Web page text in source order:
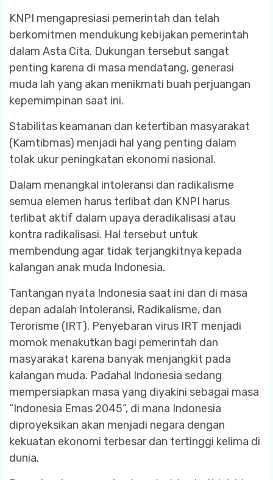
KNPI mengapresiasi pemerintah dan telah
berkomitmen mendukung kebijakan pemerintah
dalam Asta Cita. Dukungan tersebut sangat
penting karena di masa mendatang, generasi
muda lah yang akan menikmati buah perjuangan
kepemimpinan saat ini.
Stabilitas keamanan dan ketertiban masyarakat
(Kamtibmas) menjadi hal yang penting dalam
tolak ukur peningkatan ekonomi nasional.
Dalam menangkal intoleransi dan radikalisme
semua elemen harus terlibat dan KNPI harus
terlibat aktif dalam upaya deradikalisasi atau
kontra radikalisasi. Hal tersebut untuk
membendung agar tidak terjangkitnya kepada
kalangan anak muda Indonesia.
Tantangan nyata Indonesia saat ini dan di masa
depan adalah Intoleransi, Radikalisme, dan
Terorisme (IRT). Penyebaran virus IRT menjadi
momok menakutkan bagi pemerintah dan
masyarakat karena banyak menjangkit pada
kalangan muda. Padahal Indonesia sedang
mempersiapkan masa yang diyakini sebagai masa
“Indonesia Emas 2045”, di mana Indonesia
diproyeksikan akan menjadi negara dengan
kekuatan ekonomi terbesar dan tertinggi kelima di
dunia.